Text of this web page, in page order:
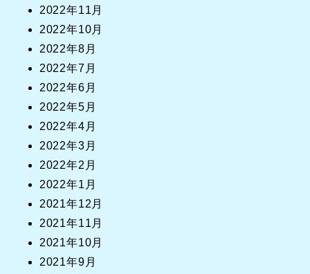
2022年11月
2022年10月
2022年8月
2022年7月
2022年6月
2022年5月
2022年4月
2022年3月
2022年2月
2022年1月
2021年12月
2021年11月
2021年10月
2021年9月